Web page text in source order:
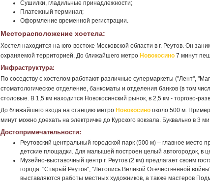
Сушилки, гладильные принадлежности;
Платежный терминал;
Оформление временной регистрации.
Месторасположение хостела:
Хостел находится на юго-востоке Московской области в г. Реутов. Он
охраняемой территорией. До ближайшего метро Новокосино 7 минут
Инфраструктура:
По соседству с хостелом работают различные супермаркеты ("Лент",
стоматологическое отделение, банкоматы и отделения банков (в том
столовые. В 1,5 км находится Новокосинский рынок, в 2,5 км - торгово-
До ближайшего входа на станцию метро Новокосино около 500 м.
минут можно доехать на электричке до Курского вокзала. Буквально в
Достопримечательности:
Реутовский центральный городской парк (500 м) – главное место
детские площадки. Для малышей построен целый автогородок, в
Музейно-выставочный центр г. Реутов (2 км) предлагает своим
города: "Старый Реутов", "Летопись Великой Отечественной
выставляются работы местных художников, а также мастеров